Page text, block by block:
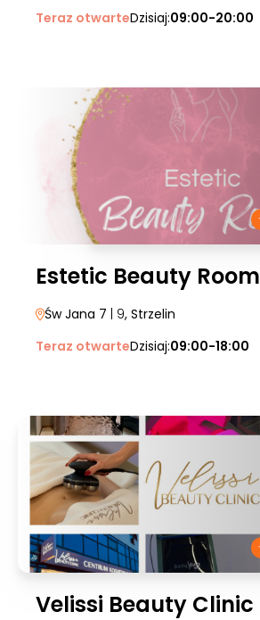
Teraz otwarteDzisiaj:09:00-20:00
Estetic Beauty Room
Św Jana 7 | 9, Strzelin
Teraz otwarteDzisiaj:09:00-18:00
Velissi Beauty Clinic